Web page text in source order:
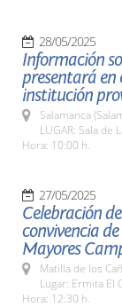
28/05/2025
Información
presentará en
institución
Salamanca
LUGAR: Sala de
Hora: 10:00 h.
27/05/2025
Celebración
convivencia
Mayores
Matilla de los
Lugar: Ermita El
Hora: 12:30 h.